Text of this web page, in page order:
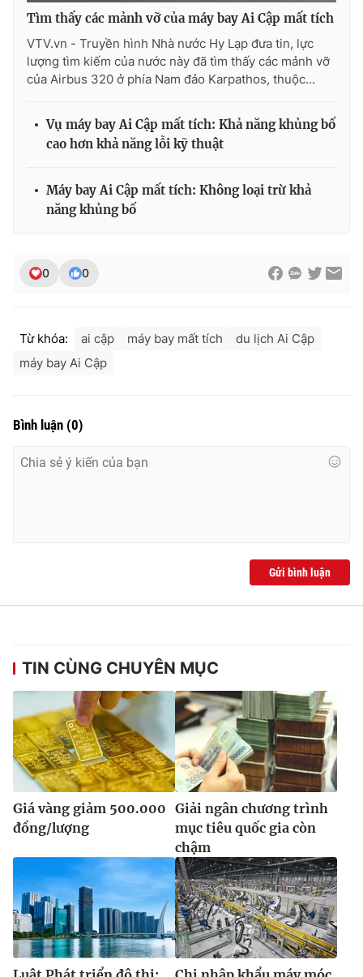
THỜI BÁO VTV
Cơ quan chủ quản:
Đài Truyền hình Việt Nam
cấp ngày 29/12/2023
024.38 355 931 - 024.38 355 932
Ðiện thoại Thời báo VTV:
Liên hệ quảng cáo:
thuận bằng văn bản. Ghi rõ nguồn VTV.vn khi phát hành lại
thông tin từ website này.
Tìm thấy các mảnh vỡ của máy bay Ai Cập mất tích
VTV.vn - Truyền hình Nhà nước Hy Lạp đưa tin, lực
lượng tìm kiếm của nước này đã tìm thấy các mảnh vỡ
của Airbus 320 ở phía Nam đảo Karpathos, thuộc...
Vụ máy bay Ai Cập mất tích: Khả năng khủng bố
cao hơn khả năng lỗi kỹ thuật
Máy bay Ai Cập mất tích: Không loại trừ khả
năng khủng bố
0 0
Từ khóa: ai cập máy bay mất tích
du lịch Ai Cập
máy bay Ai Cập
Bình luận (0)
Gửi bình luận
TIN CÙNG CHUYÊN MỤC
Giá vàng giảm 500.000
đồng/lượng
Giải ngân chương trình
mục tiêu quốc gia còn
chậm